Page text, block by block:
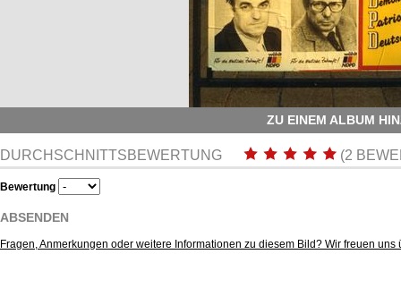
ZU EINEM ALBUM
DURCHSCHNITTSBEWERTUNG (2
Bewertung
ABSENDEN
Fragen, Anmerkungen oder weitere Informationen zu diesem Bild? Wir freuen uns